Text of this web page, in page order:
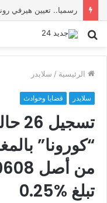
رسميا.. تعيين هيرفي
بحث
الرئيسية / سلايدر
سلايدر قضايا وحوادث
تبلغ %0.25